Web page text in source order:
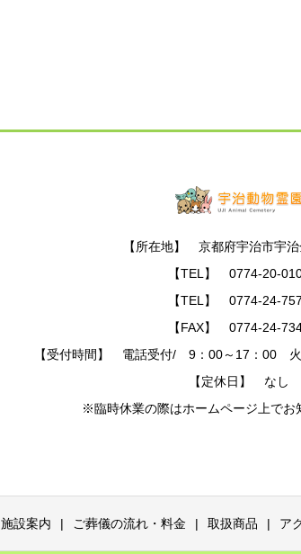
【所在地】 京都府宇治市宇
【TEL】 0774-20-
【TEL】 0774-24-
【FAX】 0774-24-
【受付時間】 電話受付/ 9：00～17：00
【定休日】 なし
※臨時休業の際はホームページ上でお
施設案内 ご葬儀の流れ・料金 取扱商品 ア